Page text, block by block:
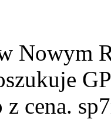
Nowym
cena.